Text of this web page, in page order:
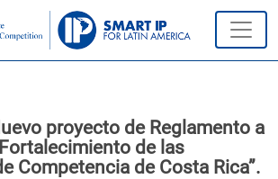
proyecto de Reglamento a
de las
Competencia de Costa Rica”.